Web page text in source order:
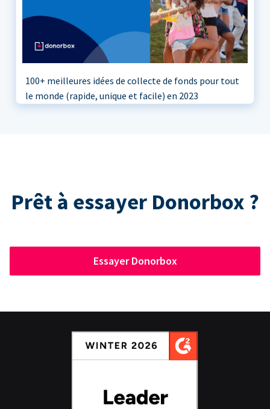
100+ meilleures idées de collecte de fonds pour tout
le monde (rapide, unique et facile) en 2023
Prêt à essayer Donorbox ?
Essayer Donorbox